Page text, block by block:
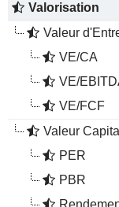
Valorisation
Valeur
VE/CA
VE/
VE/FCF
Valeur
PER
PBR